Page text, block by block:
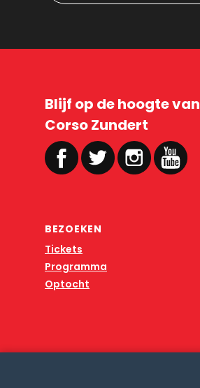
Blijf op de hoogte van
Corso Zundert
BEZOEKEN
Tickets
Programma
Optocht